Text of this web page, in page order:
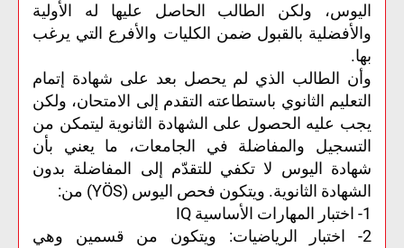
اليوس، ولكن الطالب الحاصل عليها له الأولية
والأفضلية بالقبول ضمن الكليات والأفرع التي يرغب
بها.
وأن الطالب الذي لم يحصل بعد على شهادة إتمام
التعليم الثانوي باستطاعته التقدم إلى الامتحان، ولكن
يجب عليه الحصول على الشهادة الثانوية ليتمكن من
التسجيل والمفاضلة في الجامعات، ما يعني بأن
شهادة اليوس لا تكفي للتقدّم إلى المفاضلة بدون
الشهادة الثانوية. ويتكون فحص اليوس (YÖS) من:
1- اختبار المهارات الأساسية IQ
2- اختبار الرياضيات: ويتكون من قسمين وهي